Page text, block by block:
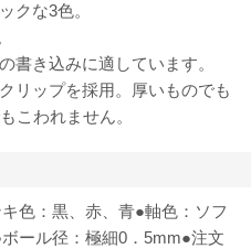
クな3色。
書き込みに適しています。
リップを採用。厚いものでも
こわれません。
色：黒、赤、青●軸色：ソフ
ール径：極細0．5mm●注文